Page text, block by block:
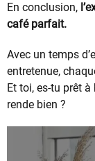
En conclusion,
café parfait.
Avec un temps
entretenue,
Et toi, es-tu prêt
rende bien ?